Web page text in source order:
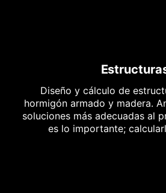
Diseño y cálculo de
hormigón armado y madera.
soluciones más adecuadas al
es lo importante;